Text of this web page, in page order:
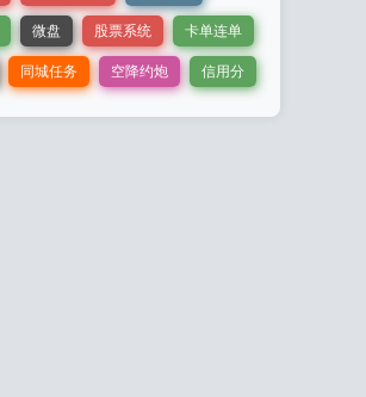
微盘 股票系统 卡单连单
同城任务 空降约炮 信用分